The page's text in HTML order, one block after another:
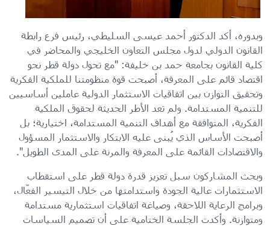
وبدوره، أكد الدكتور أحمد عيسى السليطي، رئيس فرع رابطة
القانون الدولي لدول مجلس التعاون الخليجي والمحاضر في
كلية القانون بجامعة حمد بن خليفة: "مع تحول دولة قطر نحو
اقتصاد قائم على المعرفة، أصبحت قوة منظومتنا للملكية الفكرية
وتحقيق التوازن بين اتفاقيات الاستثمار الدولية عاملين أساسيين
للتنمية المستدامة. ولم تعد الأطر الحديثة لحقوق الملكية
الفكرية، المتوافقة مع أهداف التنمية المستدامة، اختيارية؛ بل
أصبحت الأساس الذي يُبنى عليه الابتكار والاستثمار المسؤول
والاقتصادات القائمة على المعرفة والمرنة على المدى الطويل".
وبحث المشاركون سبل تعزيز قدرة دولة قطر على استقطاب
الاستثمارات عالية الجودة واستدامتها من خلال التيسير الفعّال،
وبرامج الرعاية اللاحقة، وصياغة اتفاقيات استثمارية مستدامة
ومتوازنة. وأكدت الجلسة الختامية على أن تصميم السياسات